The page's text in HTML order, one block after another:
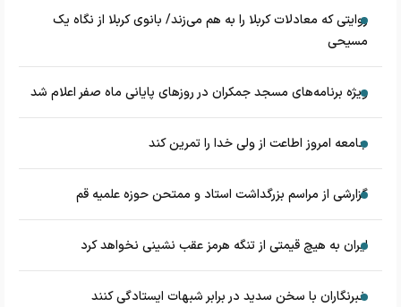
روایتی که معادلات کربلا را به هم می‌زند/ بانوی کربلا از نگاه یک
مسیحی
‌ویژه برنامه‌های مسجد جمکران در روزهای پایانی ماه صفر اعلام شد
جامعه امروز اطاعت از ولی خدا را تمرین کند
گزارشی از مراسم بزرگداشت استاد و ممتحن حوزه علمیه قم
ایران به هیچ قیمتی از تنگه هرمز عقب نشینی نخواهد کرد
خبرنگاران با سخن سدید در برابر شبهات ایستادگی کنند